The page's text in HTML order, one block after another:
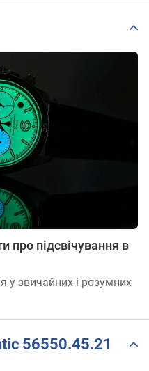
про підсвічування в
у звичайних і розумних
56550.45.21